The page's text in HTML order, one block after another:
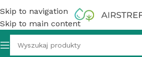
Skip to navigation
Skip to main content
» Klimatyzator Gree Pular